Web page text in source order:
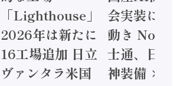
「Lighthouse」
2026年は新たに
16工場追加 日立
ヴァンタラ米国
会実装に活
動き
士通、日立
神装備 ×